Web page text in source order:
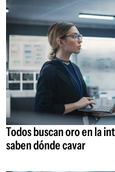
Todos buscan oro en la
saben dónde cavar